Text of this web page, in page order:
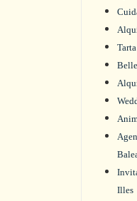
Illes